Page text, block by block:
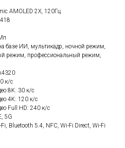
AMOLED 2X, 120Гц
базе ИИ, мультикадр, ночной режим,
режим, профессиональный режим,
к/с
8K: 30 к/c
4K: 120 к/c
Full HD: 240 к/c
5G
Bluetooth 5.4, NFC, Wi-Fi Direct, Wi-Fi